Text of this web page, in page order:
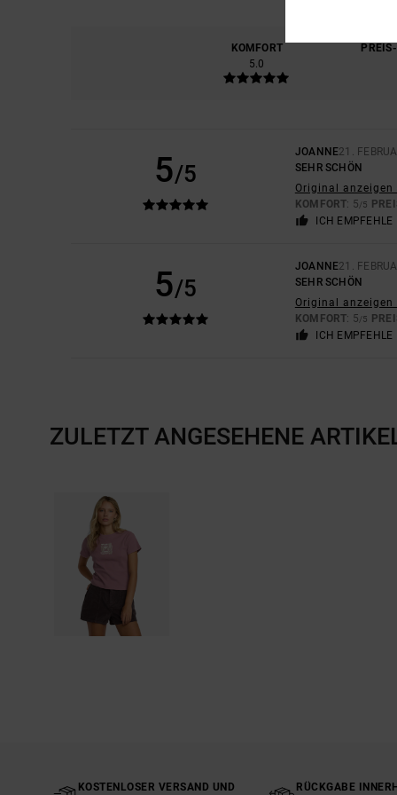
KOMFORT
5.0
5/5
JOANNE21.
SEHR SCHÖN
Original anzeigen
KOMFORT: 5/5
ICH EMPFEHLE
5/5
JOANNE21.
SEHR SCHÖN
Original anzeigen
KOMFORT: 5/5
ICH EMPFEHLE
ZULETZT ANGESEHENE
KOSTENLOSER VERSAND UND
RÜCKGABE